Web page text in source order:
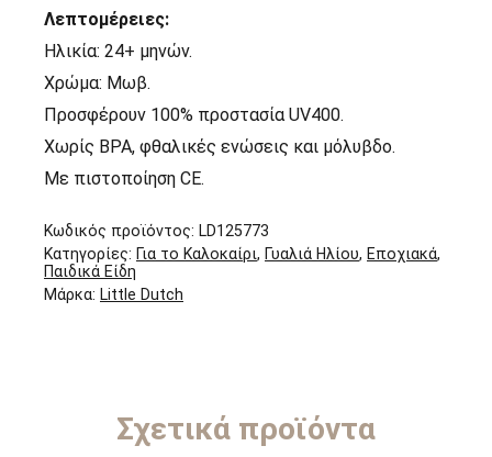
Λεπτομέρειες:
Ηλικία: 24+ μηνών.
Χρώμα: Μωβ.
Προσφέρουν 100% προστασία UV400.
Χωρίς BPA, φθαλικές ενώσεις και μόλυβδο.
Με πιστοποίηση CE.
Κωδικός προϊόντος: LD125773
Κατηγορίες: Για το Καλοκαίρι, Γυαλιά Ηλίου, Εποχιακά,
Παιδικά Είδη
Μάρκα: Little Dutch
Σχετικά προϊόντα